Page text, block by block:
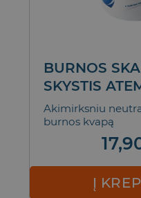
BURNOS
SKYSTIS
Akimirksniu
burnos kvapą
Į